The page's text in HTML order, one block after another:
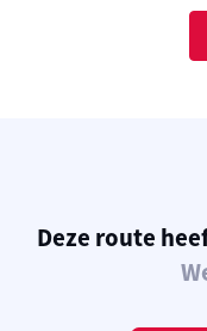
Deze route